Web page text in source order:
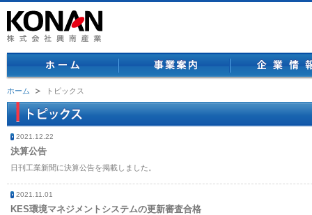
ホーム 事業案内
ホーム トピックス
2021.12.22
決算公告
日刊工業新聞に決算公告を掲載しました。
2021.11.01
KES環境マネジメントシステムの更新審査合格